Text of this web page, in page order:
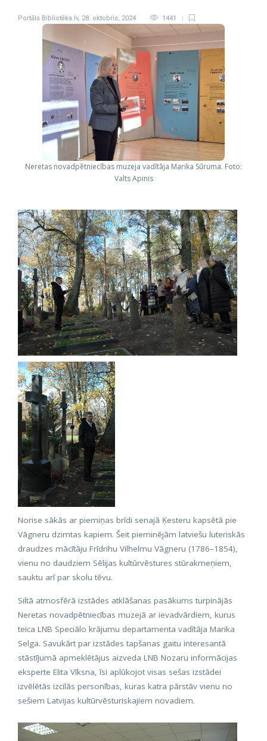
Portāls Bibliotēka.lv, 28. oktobris, 2024 1441
Neretas novadpētniecības muzeja vadītāja Marika Sūruma. Foto:
Valts Apinis
Norise sākās ar piemiņas brīdi senajā Ķesteru kapsētā pie
Vāgneru dzimtas kapiem. Šeit pieminējām latviešu luteriskās
draudzes mācītāju Frīdrihu Vilhelmu Vāgneru (1786–1854),
vienu no daudziem Sēlijas kultūrvēstures stūrakmeņiem,
sauktu arī par skolu tēvu.
Siltā atmosfērā izstādes atklāšanas pasākums turpinājās
Neretas novadpētniecības muzejā ar ievadvārdiem, kurus
teica LNB Speciālo krājumu departamenta vadītāja Marika
Selga. Savukārt par izstādes tapšanas gaitu interesantā
stāstījumā apmeklētājus aizveda LNB Nozaru informācijas
eksperte Elita Vīksna, īsi aplūkojot visas sešas izstādei
izvēlētās izcilās personības, kuras katra pārstāv vienu no
sešiem Latvijas kultūrvēsturiskajiem novadiem.